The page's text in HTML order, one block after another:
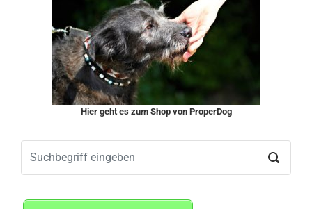
Hier geht es zum Shop von ProperDog